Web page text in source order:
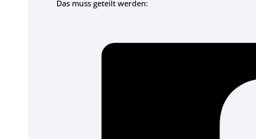
Das muss geteilt werden: